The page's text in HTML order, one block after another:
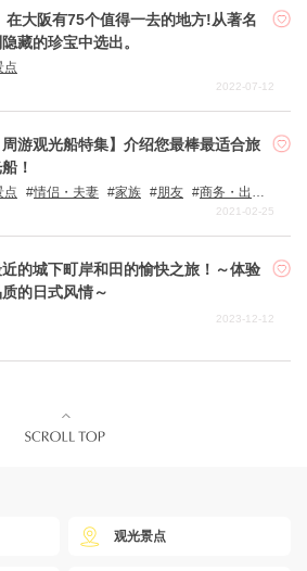
在大阪有75个值得一去的地方!从著名
藏的珍宝中选出。
点
2022-07-12
周游观光船特集】介绍您最棒最适合旅
！
点 情侣・夫妻 家族 朋友
商务・出差
2021-02-25
的城下町岸和田的愉快之旅！～体验
的日式风情～
2023-12-12
观光景点